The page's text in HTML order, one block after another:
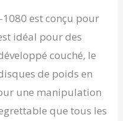
Parfaite pour
de
couché,
de terre ou curl.
DU SET
DE
1 banc
pliable
est conçu pour
idéal pour des
couché, le
de poids en
une manipulation
que tous les